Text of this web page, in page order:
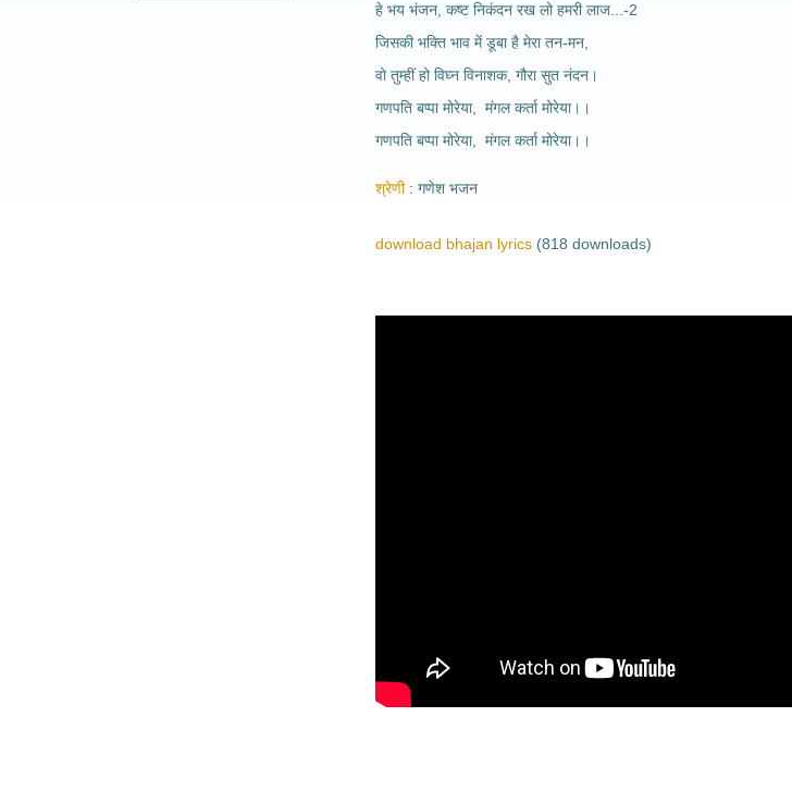
हे भय भंजन, कष्ट निकंदन रख लो हमरी लाज...-2
जिसकी भक्ति भाव में डूबा है मेरा तन-मन,
वो तुम्हीं हो विघ्न विनाशक, गौरा सुत नंदन।
गणपति बप्पा मोरेया, मंगल कर्ता मोरेया।।
गणपति बप्पा मोरेया, मंगल कर्ता मोरेया।।
श्रेणी गणेश भजन
download bhajan lyrics (818 downloads)